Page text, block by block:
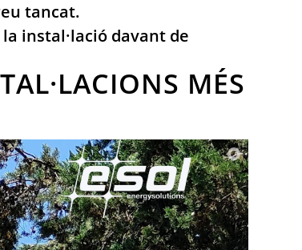
tancat.
instal·lació davant de
MÉS